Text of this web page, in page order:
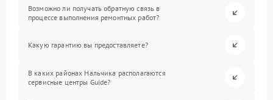
Возможно ли получать обратную связь в
процессе выполнения ремонтных работ?
Какую гарантию вы предоставляете?
В каких районах Нальчика располагаются
сервисные центры Guide?